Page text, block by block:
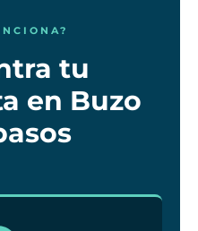
tu
en Buzo